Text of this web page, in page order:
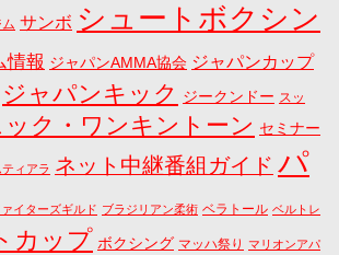
サンボ シュートボクシン
情報 ジャパンAMMA協会 ジャパンカップ
ジャパンキック ジークンドー スッ
ック・ワンキントーン セミナー
ィアラ ネット中継番組ガイド パ
ァイターズギルド ブラジリアン柔術 ベラトール ベルトレ
カップ ボクシング マッハ祭り マリオンアパ